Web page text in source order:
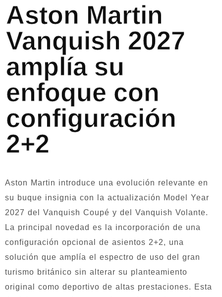
Aston Martin
Vanquish 2027
amplía su
enfoque con
configuración
2+2
Aston Martin introduce una evolución relevante en
su buque insignia con la actualización Model Year
2027 del Vanquish Coupé y del Vanquish Volante.
La principal novedad es la incorporación de una
configuración opcional de asientos 2+2, una
solución que amplía el espectro de uso del gran
turismo británico sin alterar su planteamiento
original como deportivo de altas prestaciones. Esta